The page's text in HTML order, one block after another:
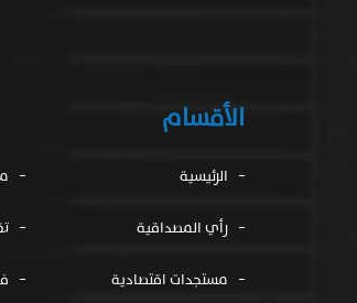
الأقسام
الرئيسية
رأي المصداقية
مستجدات اقتصادية